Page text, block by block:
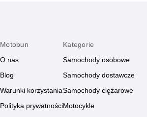
Motobun
O nas
Blog
Warunki korzystania
Polityka prywatności
Kategorie
Samochody osobowe
Samochody dostawcze
Samochody ciężarowe
Motocykle